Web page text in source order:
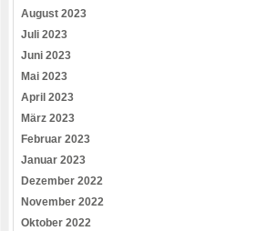
August 2023
Juli 2023
Juni 2023
Mai 2023
April 2023
März 2023
Februar 2023
Januar 2023
Dezember 2022
November 2022
Oktober 2022